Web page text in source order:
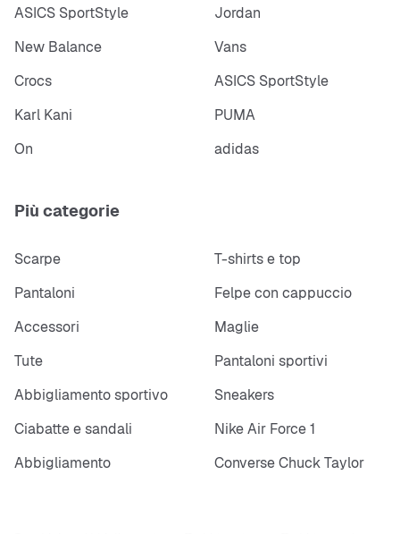
ASICS SportStyle
Jordan
New Balance
Vans
Crocs
ASICS SportStyle
Karl Kani
PUMA
On
adidas
Più categorie
Scarpe
T-shirts e top
Pantaloni
Felpe con cappuccio
Accessori
Maglie
Tute
Pantaloni sportivi
Abbigliamento sportivo
Sneakers
Ciabatte e sandali
Nike Air Force 1
Abbigliamento
Converse Chuck Taylor